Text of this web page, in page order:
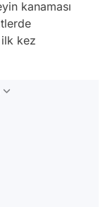
kanaması
kez